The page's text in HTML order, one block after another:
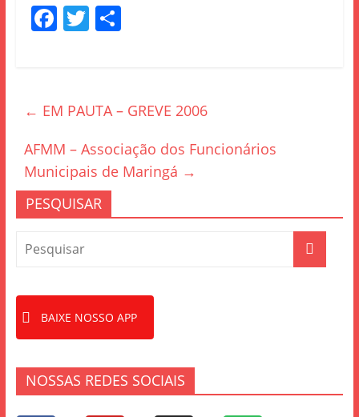
F
b
o
o
k
T S
← EM PAUTA – GREVE 2006
AFMM – Associação dos Funcionários
Municipais de Maringá →
PESQUISAR
BAIXE NOSSO APP
NOSSAS REDES SOCIAIS